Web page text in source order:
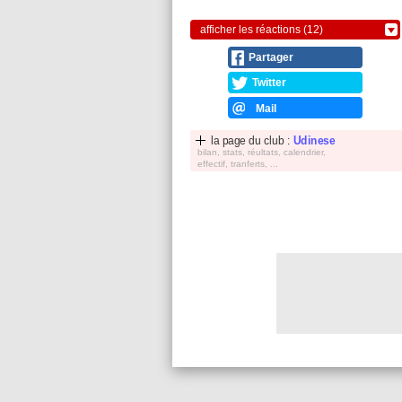
afficher les réactions (12)
Partager
Twitter
Mail
la page du club : Udinese
bilan, stats, réultats, calendrier,
effectif, tranferts, ...